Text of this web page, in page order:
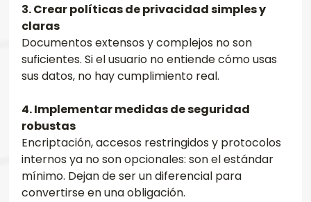
3. Crear políticas de privacidad simples y
claras
Documentos extensos y complejos no son
suficientes. Si el usuario no entiende cómo usas
sus datos, no hay cumplimiento real.
4. Implementar medidas de seguridad
robustas
Encriptación, accesos restringidos y protocolos
internos ya no son opcionales: son el estándar
mínimo. Dejan de ser un diferencial para
convertirse en una obligación.